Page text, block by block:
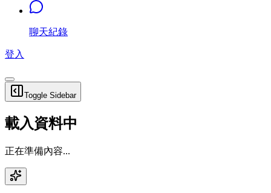
聊天紀錄
登入
Toggle Sidebar
載入資料中
正在準備內容...